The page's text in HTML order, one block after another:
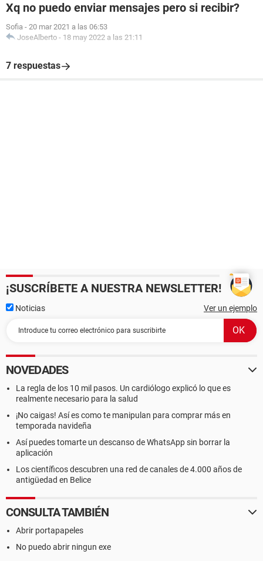
Xq no puedo enviar mensajes pero si recibir?
Sofia - 20 mar 2021 a las 06:53
JoseAlberto - 18 may 2022 a las 21:11
7 respuestas
¡SUSCRÍBETE A NUESTRA NEWSLETTER!
Noticias Ver un ejemplo
NOVEDADES
La regla de los 10 mil pasos. Un cardiólogo explicó lo que es
realmente necesario para la salud
¡No caigas! Así es como te manipulan para comprar más en
temporada navideña
Así puedes tomarte un descanso de WhatsApp sin borrar la
aplicación
Los científicos descubren una red de canales de 4.000 años de
antigüedad en Belice
CONSULTA TAMBIÉN
Abrir portapapeles
No puedo abrir ningun exe